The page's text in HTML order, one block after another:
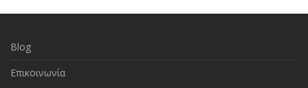
Blog
Επικοινωνία